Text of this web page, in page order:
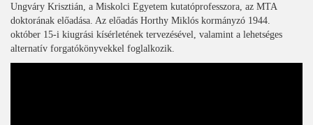
Ungváry Krisztián, a Miskolci Egyetem kutatóprofesszora, az MTA
doktorának előadása. Az előadás Horthy Miklós kormányzó 1944.
október 15-i kiugrási kísérletének tervezésével, valamint a lehetséges
alternatív forgatókönyvekkel foglalkozik.